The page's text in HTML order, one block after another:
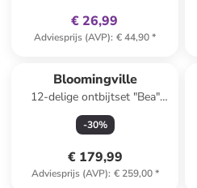
€ 26,99
Adviesprijs (AVP): € 44,90*
Bloomingville
12-delige ontbijtset "Bea"
crème/zwart
-30%
€ 179,99
Adviesprijs (AVP): € 259,00*